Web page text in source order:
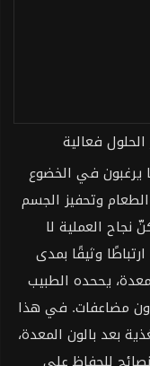
فعالية
يرغبون في الخضوع
وتحفيز الجسم
العملية لا
وثيقًا بمدى
يححده الطبيب
مضاعفات. في هذا
بعد بالون المعدة،